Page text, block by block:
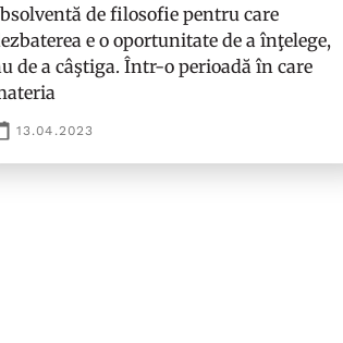
de filosofie pentru care
e o oportunitate de a înţelege,
de a câştiga. Într-o perioadă în care
13.04.2023